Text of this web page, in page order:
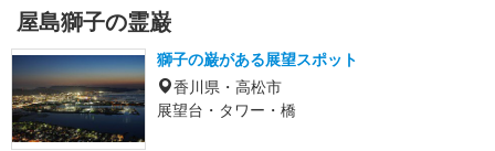
屋島獅子の霊巌
獅子の巌がある展望スポット
香川県・高松市
展望台・タワー・橋